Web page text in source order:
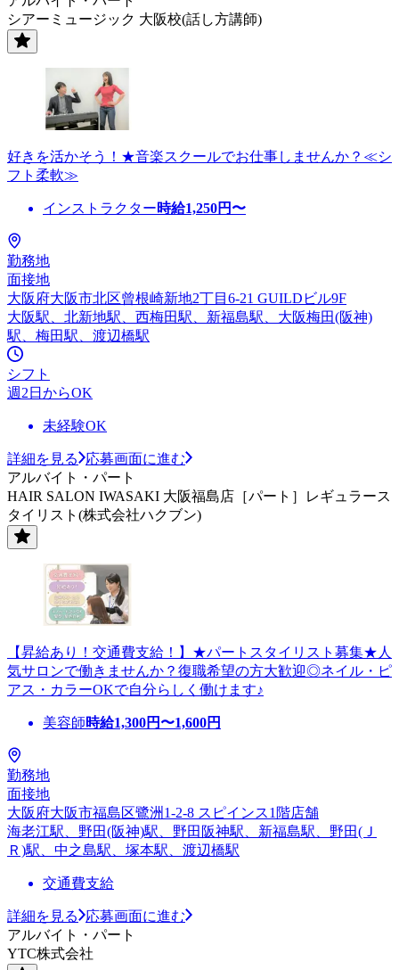
シアーミュージック 大阪校(話し方講師)
好きを活かそう！★音楽スクールでお仕事しませんか？≪シ
フト柔軟≫
インストラクター時給1,250円〜
勤務地
面接地
大阪府大阪市北区曾根崎新地2丁目6-21 GUILDビル9F
大阪駅、北新地駅、西梅田駅、新福島駅、大阪梅田(阪神)
駅、梅田駅、渡辺橋駅
シフト
週2日からOK
未経験OK
詳細を見る
応募画面に進む
アルバイト・パート
HAIR SALON IWASAKI 大阪福島店［パート］レギュラース
タイリスト(株式会社ハクブン)
【昇給あり！交通費支給！】★パートスタイリスト募集★人
気サロンで働きませんか？復職希望の方大歓迎◎ネイル・ピ
アス・カラーOKで自分らしく働けます♪
美容師時給1,300円〜1,600円
勤務地
面接地
大阪府大阪市福島区鷺洲1-2-8 スピインス1階店舗
海老江駅、野田(阪神)駅、野田阪神駅、新福島駅、野田(Ｊ
Ｒ)駅、中之島駅、塚本駅、渡辺橋駅
交通費支給
詳細を見る
応募画面に進む
アルバイト・パート
YTC株式会社